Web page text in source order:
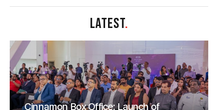
LATEST.
Cinnamon Box Office: Launch of